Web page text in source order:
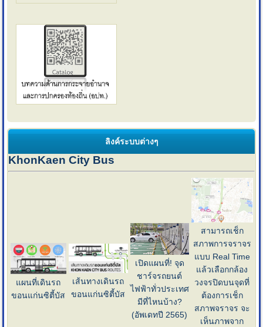
ลิงค์ระบบต่างๆ
KhonKaen City Bus
แผนที่เดินรถ
ขอนแก่นซิตี้บัส
เส้นทางเดินรถ
ขอนแก่นซิตี้บัส
เปิดแผนที่! จุด
ชาร์จรถยนต์
ไฟฟ้าทั่วประเทศ
มีที่ไหนบ้าง?
(อัพเดทปี 2565)
สามารถเช็ก
สภาพการจราจร
แบบ Real Time
แล้วเลือกกล้อง
วงจรปิดบนจุดที่
ต้องการเช็ก
สภาพจราจร จะ
เห็นภาพจาก